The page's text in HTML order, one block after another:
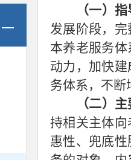
（一）
发展阶段，
本养老服务
动力，加快
务体系，不断
（二）
持相关主体
惠性、兜底